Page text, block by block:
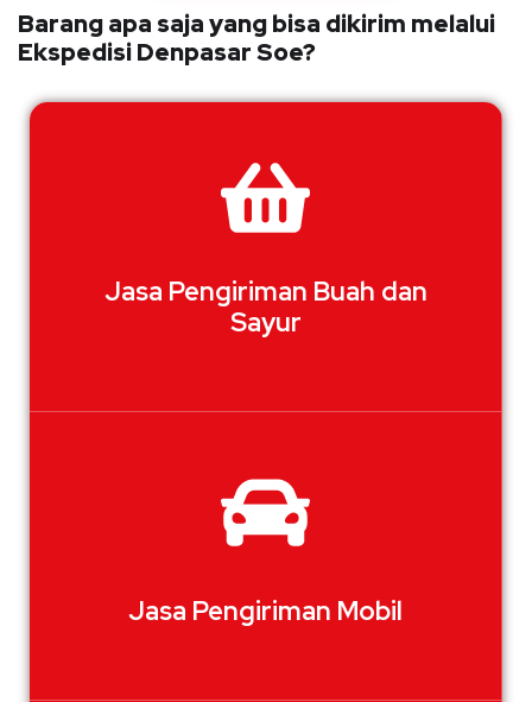
Barang apa saja yang bisa dikirim melalui
Ekspedisi Denpasar Soe?
Jasa Pengiriman Buah dan
Sayur
Jasa Pengiriman Mobil